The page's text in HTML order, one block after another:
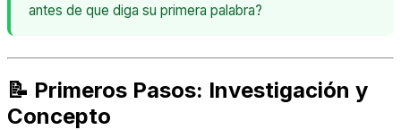
antes de que diga su primera palabra?
📝 Primeros Pasos: Investigación y
Concepto